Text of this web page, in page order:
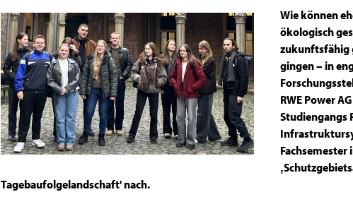
Wie können
ökologisch
zukunftsfähig
gingen – in
RWE Power
Studiengangs
Tagebaufolgelandschaft' nach.